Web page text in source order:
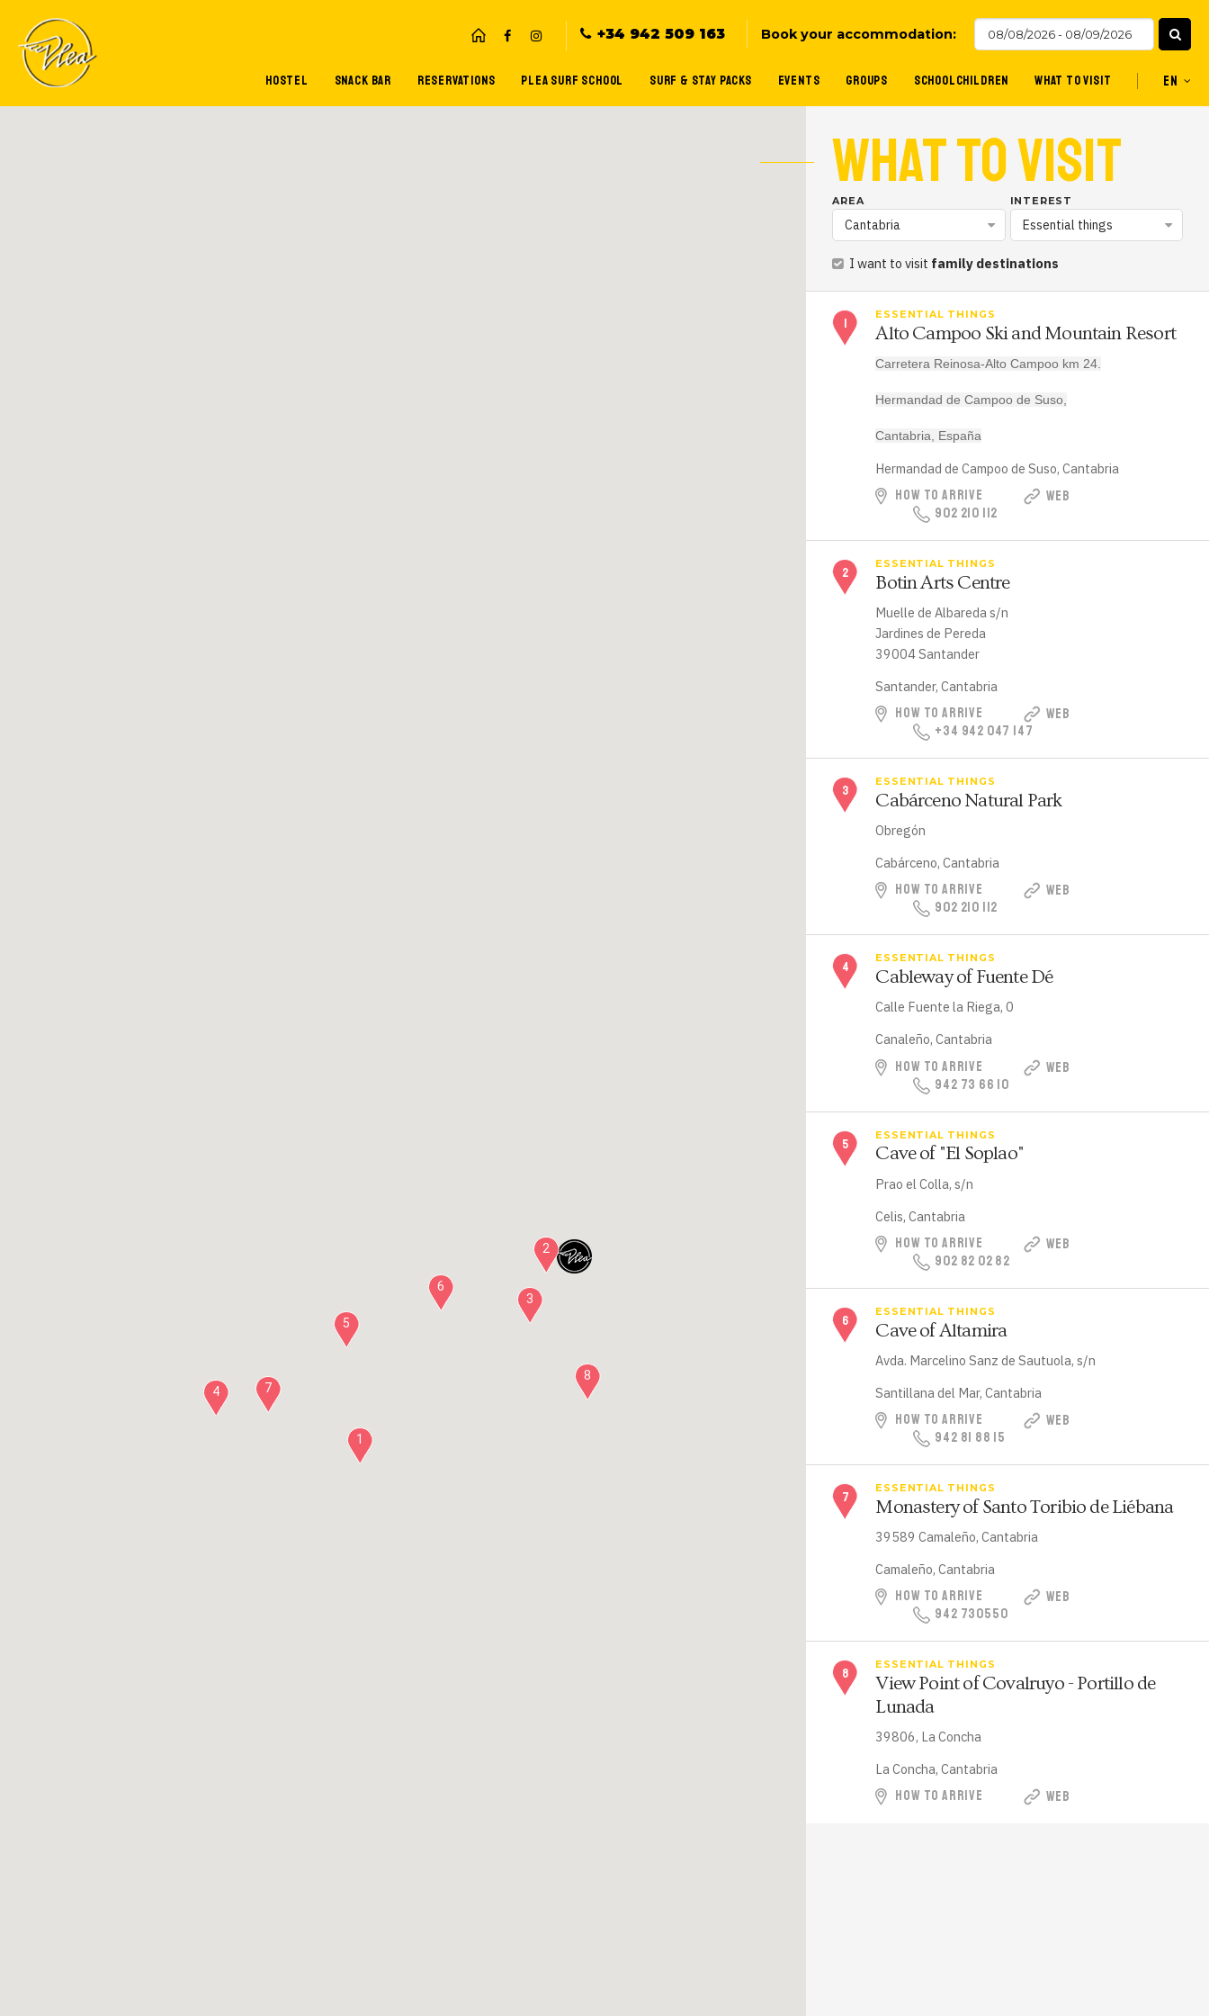
+34 942 509 163 Book your accommodation:
HOSTEL SNACK BAR RESERVATIONS PLEA SURF SCHOOL SURF & STAY PACKS EVENTS GROUPS SCHOOLCHILDREN WHAT TO VISIT EN
1
2
3
4
5
6
7
8
WHAT TO VISIT
AREA
Cantabria
INTEREST
Essential things
I want to visit family destinations
ESSENTIAL THINGS
Alto Campoo Ski and Mountain Resort
Carretera Reinosa-Alto Campoo km 24.
Hermandad de Campoo de Suso,
Cantabria, España
Hermandad de Campoo de Suso, Cantabria
HOW TO ARRIVE
WEB
902 210 112
ESSENTIAL THINGS
Botin Arts Centre
Muelle de Albareda s/n
Jardines de Pereda
39004 Santander
Santander, Cantabria
HOW TO ARRIVE
WEB
+34 942 047 147
ESSENTIAL THINGS
Cabárceno Natural Park
Obregón
Cabárceno, Cantabria
HOW TO ARRIVE
WEB
902 210 112
ESSENTIAL THINGS
Cableway of Fuente Dé
Calle Fuente la Riega, 0
Canaleño, Cantabria
HOW TO ARRIVE
WEB
942 73 66 10
ESSENTIAL THINGS
Cave of "El Soplao"
Prao el Colla, s/n
Celis, Cantabria
HOW TO ARRIVE
WEB
902 82 02 82
ESSENTIAL THINGS
Cave of Altamira
Avda. Marcelino Sanz de Sautuola, s/n
Santillana del Mar, Cantabria
HOW TO ARRIVE
WEB
942 81 88 15
ESSENTIAL THINGS
Monastery of Santo Toribio de Liébana
39589 Camaleño, Cantabria
Camaleño, Cantabria
HOW TO ARRIVE
WEB
942 730550
ESSENTIAL THINGS
View Point of Covalruyo - Portillo de
Lunada
39806, La Concha
La Concha, Cantabria
HOW TO ARRIVE
WEB